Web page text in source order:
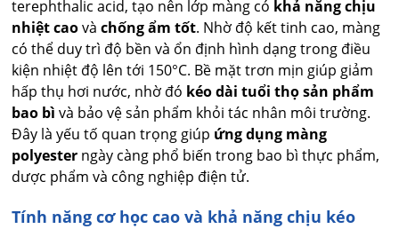
terephthalic acid, tạo nên lớp màng có khả năng chịu
nhiệt caovàchống ẩm tốt. Nhờ độ kết tinh cao, màng
có thể duy trì độ bền và ổn định hình dạng trong điều
kiện nhiệt độ lên tới 150°C. Bề mặt trơn mịn giúp giảm
hấp thụ hơi nước, nhờ đó kéo dài tuổi thọ sản phẩm
bao bì và bảo vệ sản phẩm khỏi tác nhân môi trường.
Đây là yếu tố quan trọng giúp ứng dụng màng
polyester ngày càng phổ biến trong bao bì thực phẩm,
dược phẩm và công nghiệp điện tử.
Tính năng cơ học cao và khả năng chịu kéo